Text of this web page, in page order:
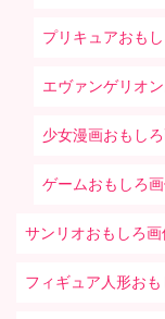
プリキュアおも
エヴァンゲリオ
少女漫画おもしろ
ゲームおもしろ
サンリオおもしろ画
フィギュア人形おも